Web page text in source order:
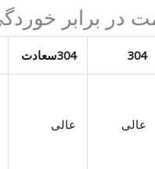
304 304سعادت
عالی عالی